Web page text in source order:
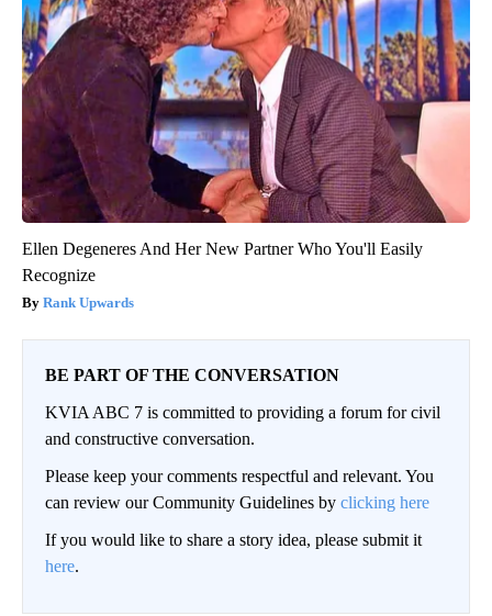
Ellen Degeneres And Her New Partner Who You'll Easily
Recognize
Rank Upwards
BE PART OF THE CONVERSATION
KVIA ABC 7 is committed to providing a forum for civil
and constructive conversation.
Please keep your comments respectful and relevant. You
can review our Community Guidelines by clicking here
If you would like to share a story idea, please submit it
here.